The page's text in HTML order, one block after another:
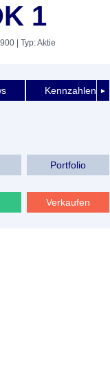
1
| Typ: Aktie
►
Kennzahlen
Portfolio
Verkaufen